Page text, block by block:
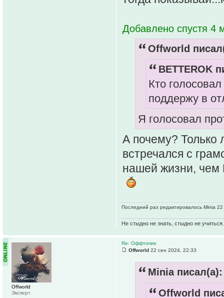
Добавлено спустя 4
Offworld
BETTEROK
Кто
поддержу в
Я голосовал
А почему? Только
встречался с
нашей жизни, чем
Последний раз редактировалось Minia
Не стыдно не знать, стыдно не
Re: Оффтопик
Offworld 22 сен 2024, 22:33
Minia писал(а):
Offworld
Offworld
Эксперт